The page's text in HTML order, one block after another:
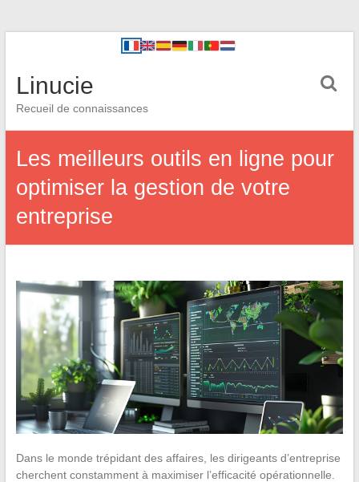
Linucie
Recueil de connaissances
Les meilleurs outils en ligne pour
optimiser la gestion de votre
entreprise
Dans le monde trépidant des affaires, les dirigeants d’entreprise
cherchent constamment à maximiser l’efficacité opérationnelle.